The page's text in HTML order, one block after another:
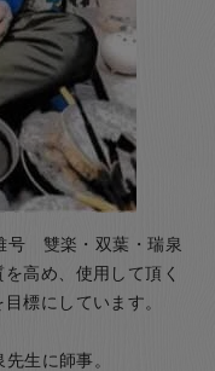
号 雙楽・双葉・瑞泉
高め、使用して頂く
標にしています。
生に師事。